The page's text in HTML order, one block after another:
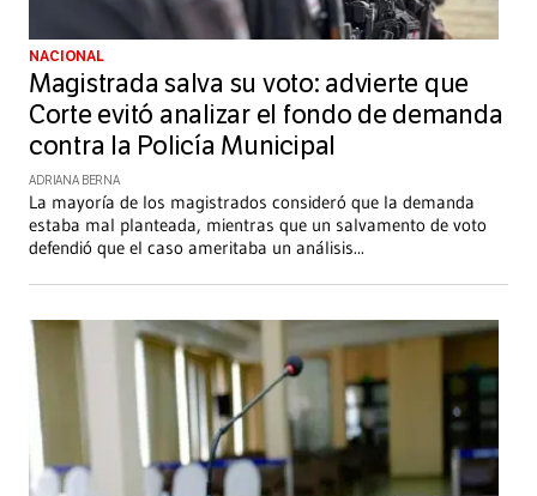
NACIONAL
Magistrada salva su voto: advierte que
Corte evitó analizar el fondo de demanda
contra la Policía Municipal
ADRIANA BERNA
La mayoría de los magistrados consideró que la demanda
estaba mal planteada, mientras que un salvamento de voto
defendió que el caso ameritaba un análisis...